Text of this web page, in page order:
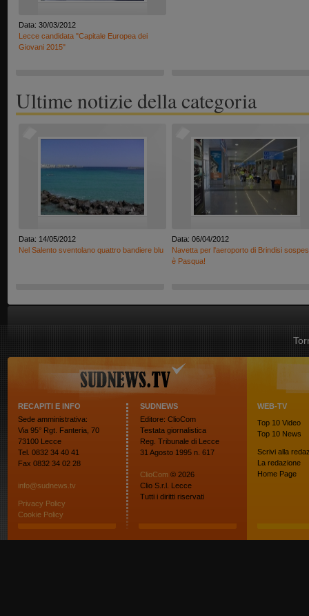
Data: 30/03/2012
Lecce candidata "Capitale Europea dei
Giovani 2015"
Ultime notizie della categoria
Data: 14/05/2012
Nel Salento sventolano quattro bandiere blu
Data: 06/04/2012
Navetta per l'aeroporto di Brindisi
è Pasqua!
RECAPITI E INFO
Sede amministrativa:
Via 95° Rgt. Fanteria, 70
73100 Lecce
Tel. 0832 34 40 41
Fax 0832 34 02 28
info@sudnews.tv
Privacy Policy
Cookie Policy
SUDNEWS
Editore: ClioCom
Testata giornalistica
Reg. Tribunale di Lecce
31 Agosto 1995 n. 617
ClioCom © 2026
Clio S.r.l. Lecce
Tutti i diritti riservati
WEB-TV
Top 10 Video
Top 10 News
Scrivi alla
La redazione
Home Page